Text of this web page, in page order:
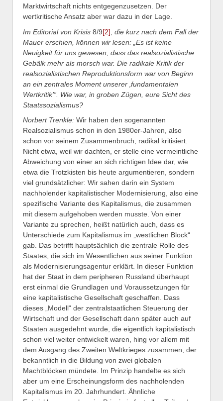
Marktwirtschaft nichts entgegenzusetzen. Der
wertkritische Ansatz aber war dazu in der Lage.
Im Editorial von Krisis 8/9[2] die kurz nach dem Fall der
Mauer erschien, können wir lesen: „Es ist keine
Neuigkeit für uns gewesen, dass das realsozialistische
Gebälk mehr als morsch war. Die radikale Kritik der
realsozialistischen Reproduktionsform war von Beginn
an ein zentrales Moment unserer ‚fundamentalen
Wertkritik’“. Wie war, in groben Zügen, eure Sicht des
Staatssozialismus?
Norbert Trenkle: Wir haben den sogenannten
Realsozialismus schon in den 1980er-Jahren, also
schon vor seinem Zusammenbruch, radikal kritisiert.
Nicht etwa, weil wir dachten, er stelle eine vermeintliche
Abweichung von einer an sich richtigen Idee dar, wie
etwa die Trotzkisten bis heute argumentieren, sondern
viel grundsätzlicher: Wir sahen darin ein System
nachholender kapitalistischer Modernisierung, also eine
spezifische Variante des Kapitalismus, die zusammen
mit diesem aufgehoben werden musste. Von einer
Variante zu sprechen, heißt natürlich auch, dass es
Unterschiede zum Kapitalismus im „westlichen Block“
gab. Das betrifft hauptsächlich die zentrale Rolle des
Staates, die sich im Wesentlichen aus seiner Funktion
als Modernisierungsagentur erklärt. In dieser Funktion
hat der Staat in dem peripheren Russland überhaupt
erst einmal die Grundlagen und Voraussetzungen für
eine kapitalistische Gesellschaft geschaffen. Dass
dieses „Modell“ der zentralstaatlichen Steuerung der
Wirtschaft und der Gesellschaft dann später auch auf
Staaten ausgedehnt wurde, die eigentlich kapitalistisch
schon viel weiter entwickelt waren, hing vor allem mit
dem Ausgang des Zweiten Weltkrieges zusammen, der
bekanntlich in die Bildung von zwei globalen
Machtblöcken mündete. Im Prinzip handelte es sich
aber um eine Erscheinungsform des nachholenden
Kapitalismus im 20. Jahrhundert. Ähnliche